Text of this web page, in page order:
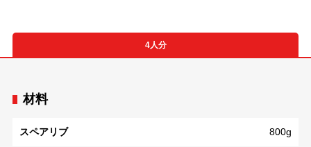
4人分
材料
スペアリブ 800g